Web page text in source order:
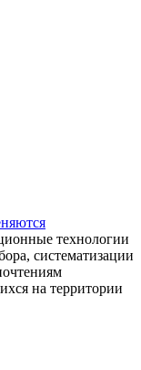
технологии
систематизации
на территории